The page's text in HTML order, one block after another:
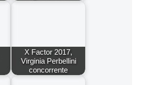
X Factor 2017,
Virginia Perbellini
concorrente